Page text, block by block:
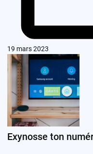
19 mars 2023
Exynosse ton